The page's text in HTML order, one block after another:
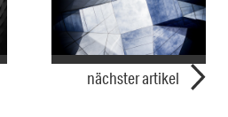
nächster artikel